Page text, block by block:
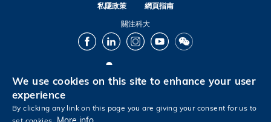
私隱政策
網頁指南
關注科大
FacebookLinkedInInstagramYoutubeWechat
We use cookies on this site to enhance your user
experience
By clicking any link on this page you are giving your consent for us to